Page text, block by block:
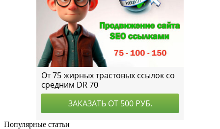
Популярные статьи